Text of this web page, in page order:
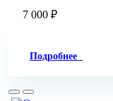
7 000 ₽
Подробнее